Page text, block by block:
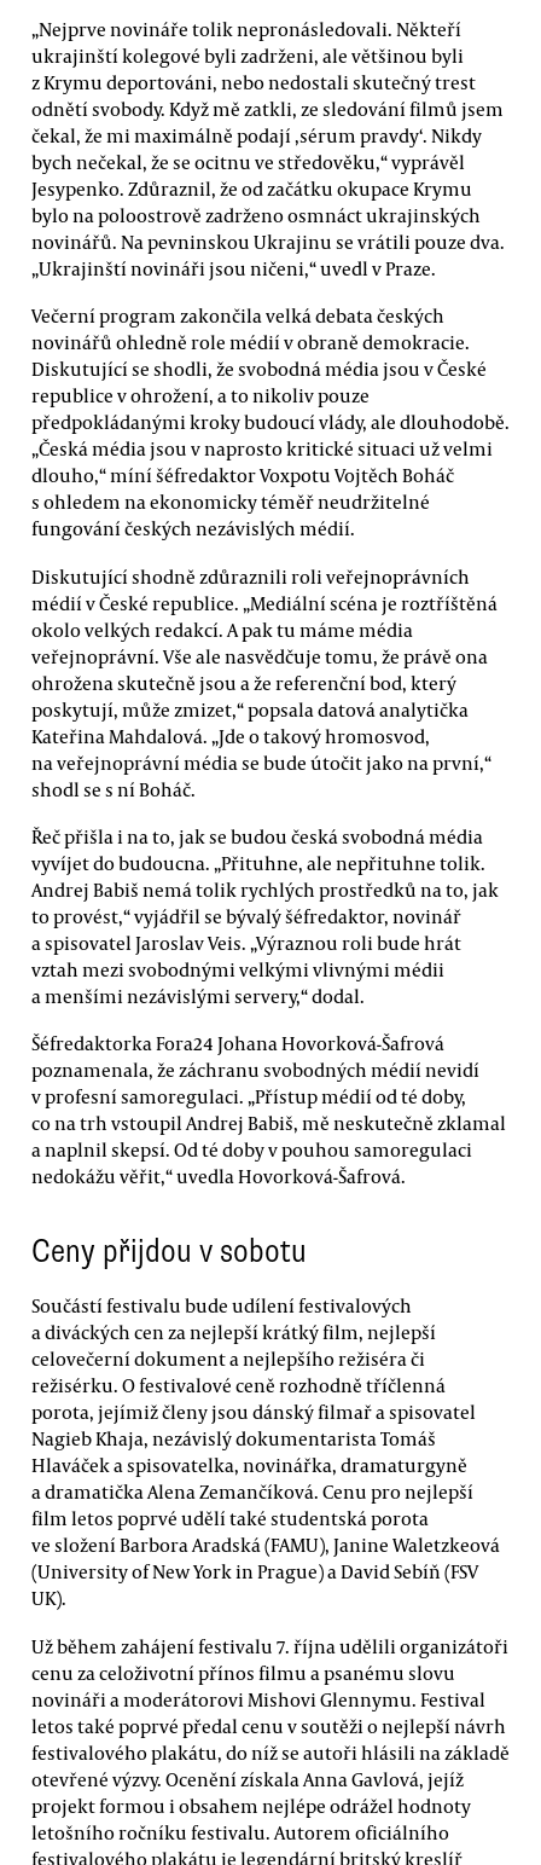
„Nejprve novináře tolik nepronásledovali. Někteří
ukrajinští kolegové byli zadrženi, ale většinou byli
z Krymu deportováni, nebo nedostali skutečný trest
odnětí svobody. Když mě zatkli, ze sledování filmů jsem
čekal, že mi maximálně podají ‚sérum pravdy‘. Nikdy
bych nečekal, že se ocitnu ve středověku,“ vyprávěl
Jesypenko. Zdůraznil, že od začátku okupace Krymu
bylo na poloostrově zadrženo osmnáct ukrajinských
novinářů. Na pevninskou Ukrajinu se vrátili pouze dva.
„Ukrajinští novináři jsou ničeni,“ uvedl v Praze.
Večerní program zakončila velká debata českých
novinářů ohledně role médií v obraně demokracie.
Diskutující se shodli, že svobodná média jsou v České
republice v ohrožení, a to nikoliv pouze
předpokládanými kroky budoucí vlády, ale dlouhodobě.
„Česká média jsou v naprosto kritické situaci už velmi
dlouho,“ míní šéfredaktor Voxpotu Vojtěch Boháč
s ohledem na ekonomicky téměř neudržitelné
fungování českých nezávislých médií.
Diskutující shodně zdůraznili roli veřejnoprávních
médií v České republice. „Mediální scéna je roztříštěná
okolo velkých redakcí. A pak tu máme média
veřejnoprávní. Vše ale nasvědčuje tomu, že právě ona
ohrožena skutečně jsou a že referenční bod, který
poskytují, může zmizet,“ popsala datová analytička
Kateřina Mahdalová. „Jde o takový hromosvod,
na veřejnoprávní média se bude útočit jako na první,“
shodl se s ní Boháč.
Řeč přišla i na to, jak se budou česká svobodná média
vyvíjet do budoucna. „Přituhne, ale nepřituhne tolik.
Andrej Babiš nemá tolik rychlých prostředků na to, jak
to provést,“ vyjádřil se bývalý šéfredaktor, novinář
a spisovatel Jaroslav Veis. „Výraznou roli bude hrát
vztah mezi svobodnými velkými vlivnými médii
a menšími nezávislými servery,“ dodal.
Šéfredaktorka Fora24 Johana Hovorková-Šafrová
poznamenala, že záchranu svobodných médií nevidí
v profesní samoregulaci. „Přístup médií od té doby,
co na trh vstoupil Andrej Babiš, mě neskutečně zklamal
a naplnil skepsí. Od té doby v pouhou samoregulaci
nedokážu věřit,“ uvedla Hovorková-Šafrová.
Ceny přijdou v sobotu
Součástí festivalu bude udílení festivalových
a diváckých cen za nejlepší krátký film, nejlepší
celovečerní dokument a nejlepšího režiséra či
režisérku. O festivalové ceně rozhodně tříčlenná
porota, jejímiž členy jsou dánský filmař a spisovatel
Nagieb Khaja, nezávislý dokumentarista Tomáš
Hlaváček a spisovatelka, novinářka, dramaturgyně
a dramatička Alena Zemančíková. Cenu pro nejlepší
film letos poprvé udělí také studentská porota
ve složení Barbora Aradská (FAMU), Janine Waletzkeová
(University of New York in Prague) a David Sebíň (FSV
UK).
Už během zahájení festivalu 7. října udělili organizátoři
cenu za celoživotní přínos filmu a psanému slovu
novináři a moderátorovi Mishovi Glennymu. Festival
letos také poprvé předal cenu v soutěži o nejlepší návrh
festivalového plakátu, do níž se autoři hlásili na základě
otevřené výzvy. Ocenění získala Anna Gavlová, jejíž
projekt formou i obsahem nejlépe odrážel hodnoty
letošního ročníku festivalu. Autorem oficiálního
festivalového plakátu je legendární britský kreslíř